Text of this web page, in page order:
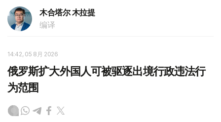
木合塔尔 木拉提
编译
14:42, 05 8月 2026
俄罗斯扩大外国人可被驱逐出境行政违法行
为范围